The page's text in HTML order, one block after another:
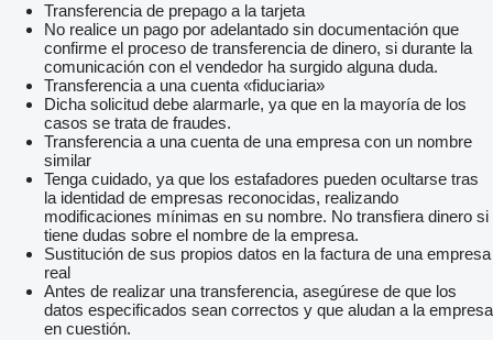
Transferencia de prepago a la tarjeta
No realice un pago por adelantado sin documentación que
confirme el proceso de transferencia de dinero, si durante la
comunicación con el vendedor ha surgido alguna duda.
Transferencia a una cuenta «fiduciaria»
Dicha solicitud debe alarmarle, ya que en la mayoría de los
casos se trata de fraudes.
Transferencia a una cuenta de una empresa con un nombre
similar
Tenga cuidado, ya que los estafadores pueden ocultarse tras
la identidad de empresas reconocidas, realizando
modificaciones mínimas en su nombre. No transfiera dinero si
tiene dudas sobre el nombre de la empresa.
Sustitución de sus propios datos en la factura de una empresa
real
Antes de realizar una transferencia, asegúrese de que los
datos especificados sean correctos y que aludan a la empresa
en cuestión.